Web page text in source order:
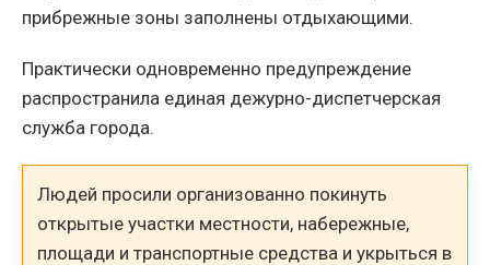
прибрежные зоны заполнены отдыхающими.
Практически одновременно предупреждение
распространила единая дежурно-диспетчерская
служба города.
Людей просили организованно покинуть
открытые участки местности, набережные,
площади и транспортные средства и укрыться в